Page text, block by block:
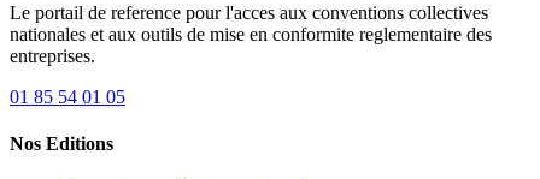
Le portail de reference pour l'acces aux conventions collectives
nationales et aux outils de mise en conformite reglementaire des
entreprises.
01 85 54 01 05
Nos Editions